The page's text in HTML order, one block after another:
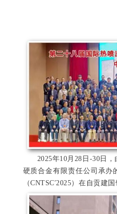
2025年10月28日-30日
硬质合金有限责任公司承办
（CNTSC′2025）在自贡建